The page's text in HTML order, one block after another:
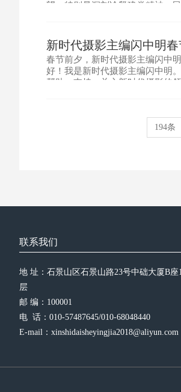
望，特别是深刻诠释建党精神、
新时代摄影主编闪中明春
春节前夕，新时代摄影主编闪中
好！我是新时代摄影主编闪中明
帮助、支持、关心新时代摄影的
194条
联系我们
地 址：石景山区石景山路23号中础大厦B座
层
邮 编：100001
电  话：010-57487645/010-68048440
E-mail：xinshidaisheyingjia2018@aliyun.com